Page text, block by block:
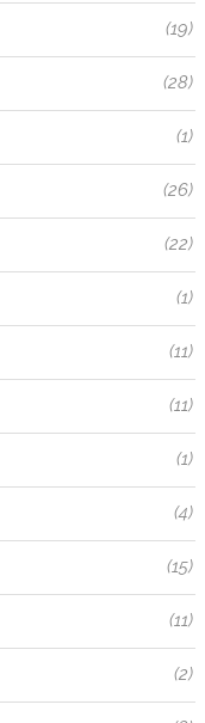
(19)
(28)
(1)
(26)
(22)
(1)
(11)
(11)
(1)
(4)
(15)
(11)
(2)